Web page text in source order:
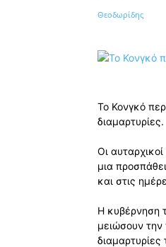
Το Κονγκό
διαμαρτυρίες.
Οι
μια
και στις
Η κυβέρνηση
μειώσουν την